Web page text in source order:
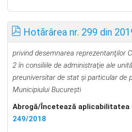
Hotărârea nr. 299 din
privind desemnarea reprezentanţilor
2 în consiliile de administraţie ale
preuniversitar de stat şi particularde
Municipiului Bucureşti
Abrogă/Încetează aplicabilitatea
249/2018